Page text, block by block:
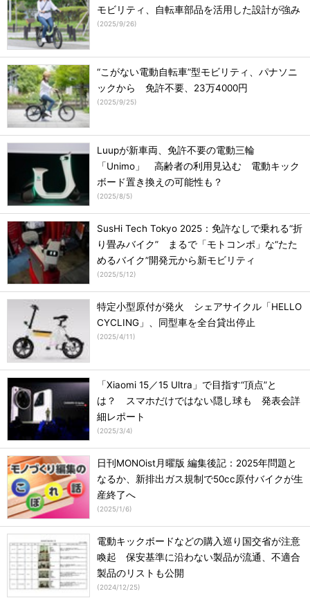
モビリティ、自転車部品を活用した設計が強み
(2025/9/26)
“こがない電動自転車”型モビリティ、パナソニ
ックから 免許不要、23万4000円
(2025/9/25)
Luupが新車両、免許不要の電動三輪
「Unimo」 高齢者の利用見込む 電動キック
ボード置き換えの可能性も？
(2025/8/5)
SusHi Tech Tokyo 2025：免許なしで乗れる“折
り畳みバイク” まるで「モトコンポ」な“たた
めるバイク”開発元から新モビリティ
(2025/5/12)
特定小型原付が発火 シェアサイクル「HELLO
CYCLING」、同型車を全台貸出停止
(2025/4/11)
「Xiaomi 15／15 Ultra」で目指す“頂点”と
は？ スマホだけではない隠し球も 発表会詳
細レポート
(2025/3/4)
日刊MONOist月曜版 編集後記：2025年問題と
なるか、新排出ガス規制で50cc原付バイクが生
産終了へ
(2025/1/6)
電動キックボードなどの購入巡り国交省が注意
喚起 保安基準に沿わない製品が流通、不適合
製品のリストも公開
(2024/12/25)